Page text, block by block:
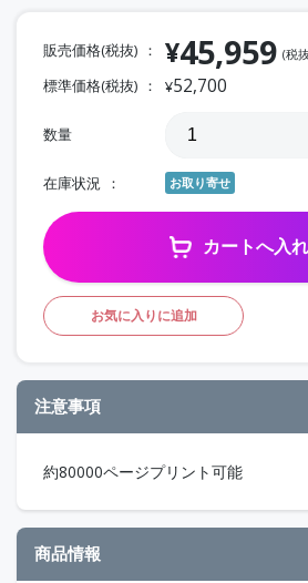
販売価格(税抜) ¥45,959 (税
標準価格(税抜) ¥52,700
数量
在庫状況 お取り寄せ
カートへ入
お気に入りに追加
注意事項
約80000ページプリント可能
商品情報